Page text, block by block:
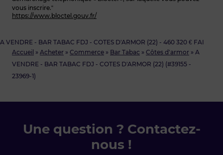
Accueil » Acheter » Commerce » Bar Tabac » Côtes d'armor » A
VENDRE - BAR TABAC FDJ - COTES D'ARMOR (22) (#39155 -
23969-1)
A VENDRE - BAR TABAC FDJ - COTES D'ARMOR (22) - 460 320 € FAI
vous inscrire.“
https://www.bloctel.gouv.fr/
Une question ? Contactez-
nous !